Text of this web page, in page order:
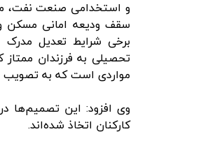
و استخدامی صنعت نفت،
تحصیلی به فرزندان ممتاز
مواردی است که به تصویب
وی افزود: این تصمیم‌ها
کارکنان اتخاذ شده‌اند.